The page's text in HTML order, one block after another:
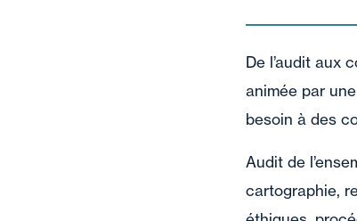
De l’audit aux
animée par
besoin à des
Audit de
cartographie,